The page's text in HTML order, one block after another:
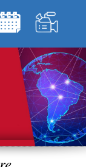
al
principal